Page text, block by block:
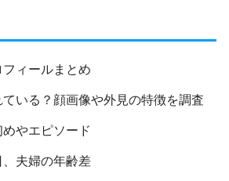
ィールまとめ
いる？顔画像や外見の特徴を調査
やエピソード
夫婦の年齢差